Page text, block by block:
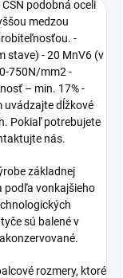
podobná oceli
medzou
-
stave) - 20 MnV6 (v
750N/mm2 -
– min. 17% -
uvádzajte dĺžkové
Pokiaľ potrebujete
nás.
základnej
podľa vonkajšieho
sú balené v
rozmery, ktoré